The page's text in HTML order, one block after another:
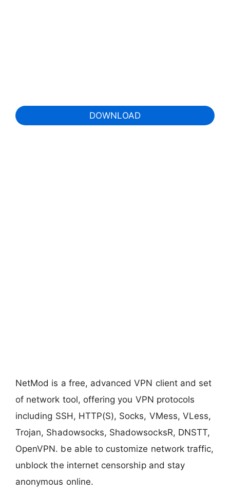
DOWNLOAD
NetMod is a free, advanced VPN client and set
of network tool, offering you VPN protocols
including SSH, HTTP(S), Socks, VMess, VLess,
Trojan, Shadowsocks, ShadowsocksR, DNSTT,
OpenVPN. be able to customize network traffic,
unblock the internet censorship and stay
anonymous online.